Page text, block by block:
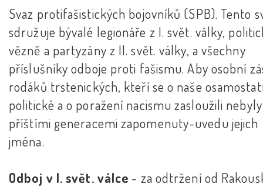
Svaz protifašistických bojovníků (SPB). Tento
sdružuje bývalé legionáře z I. svět. války,
vězně a partyzány z II. svět. války, a všechny
příslušníky odboje proti fašismu. Aby osobní
rodáků trstenických, kteří se o naše
politické a o poražení nacismu zasloužili nebyly
příštími generacemi zapomenuty-uvedu jejich
jména.
Odboj v I. svět. válce - za odtržení od